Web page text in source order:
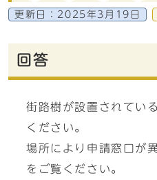
更新日： 2025年3月19日
回答
街路樹が設置されてい
ください。
場所により申請窓口が
をご覧ください。